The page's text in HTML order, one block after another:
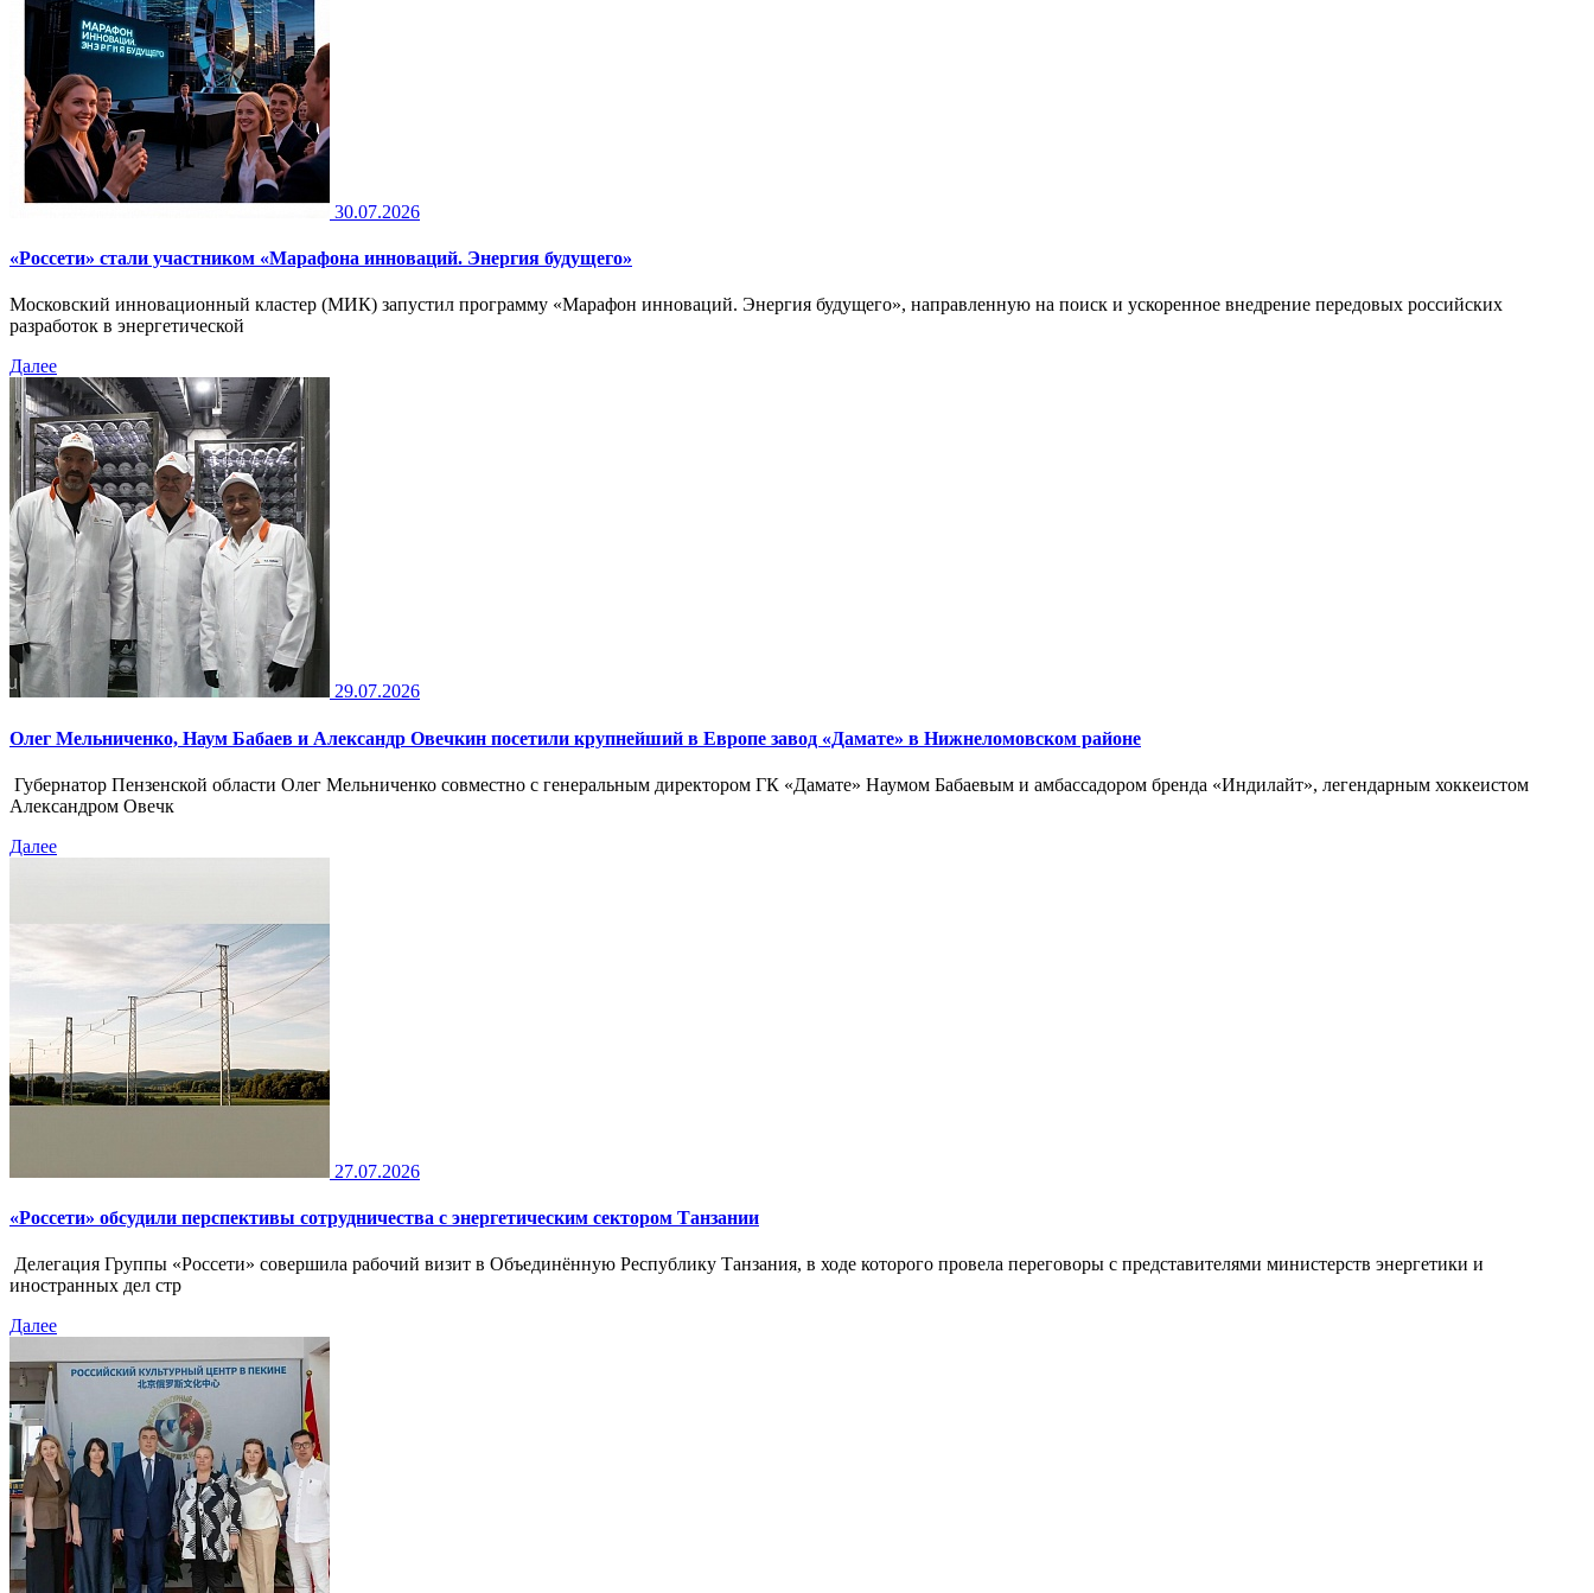
30.07.2026
«Россети» стали участником «Марафона инноваций. Энергия будущего»
Московский инновационный кластер (МИК) запустил программу «Марафон инноваций. Энергия будущего», направленную на поиск и ускоренное внедрение передовых российских
разработок в энергетической
Далее
29.07.2026
Олег Мельниченко, Наум Бабаев и Александр Овечкин посетили крупнейший в Европе завод «Дамате» в Нижнеломовском районе
Губернатор Пензенской области Олег Мельниченко совместно с генеральным директором ГК «Дамате» Наумом Бабаевым и амбассадором бренда «Индилайт», легендарным хоккеистом
Александром Овечк
Далее
27.07.2026
«Россети» обсудили перспективы сотрудничества с энергетическим сектором Танзании
Делегация Группы «Россети» совершила рабочий визит в Объединённую Республику Танзания, в ходе которого провела переговоры с представителями министерств энергетики и
иностранных дел стр
Далее